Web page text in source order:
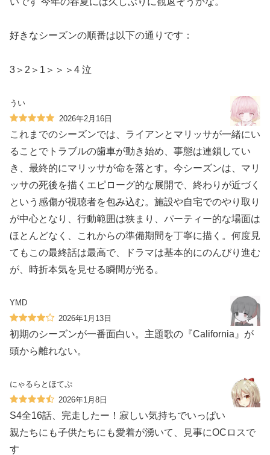
好きなシーズンの順番は以下の通りです：
3＞2＞1＞＞＞4 泣
うい
2026年2月16日
これまでのシーズンでは、ライアンとマリッサが一緒にい
ることでトラブルの歯車が動き始め、事態は連鎖してい
き、最終的にマリッサが命を落とす。今シーズンは、マリ
ッサの死後を描くエピローグ的な展開で、終わりが近づく
という感傷が視聴者を包み込む。施設や自宅でのやり取り
が中心となり、行動範囲は狭まり、パーティー的な場面は
ほとんどなく、これからの準備期間を丁寧に描く。何度見
てもこの最終話は最高で、ドラマは基本的にのんびり進む
が、時折本気を見せる瞬間が光る。
YMD
2026年1月13日
初期のシーズンが一番面白い。主題歌の『California』が
頭から離れない。
にゃるらとほてぷ
2026年1月8日
S4全16話、完走したー！寂しい気持ちでいっぱい
親たちにも子供たちにも愛着が湧いて、見事にOCロスで
す